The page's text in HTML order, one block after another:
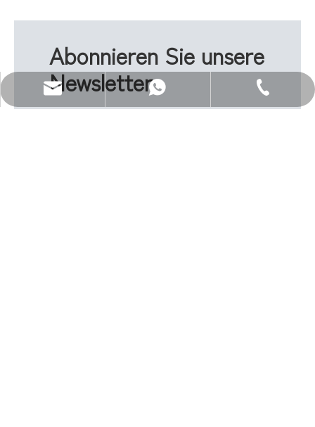
Abonnieren Sie unsere
Newsletter
E-Mail: sales@zenewood.com
WhatsApp:+86 13680400813
Tel.: +86-750-3911135